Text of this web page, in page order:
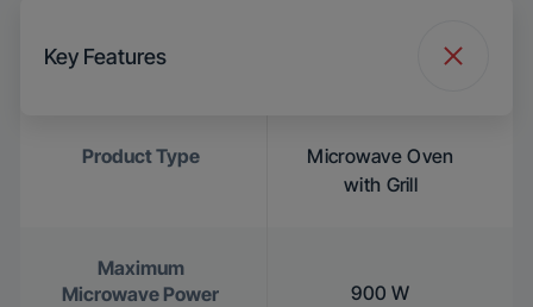
Key Features
Product Type
Microwave Oven
with Grill
Maximum
Microwave Power
900 W